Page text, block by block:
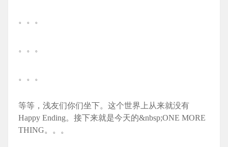
。。。
。。。
。。。
等等，浅友们你们坐下。这个世界上从来就没有
Happy Ending。接下来就是今天的&nbsp;ONE MORE
THING。。。